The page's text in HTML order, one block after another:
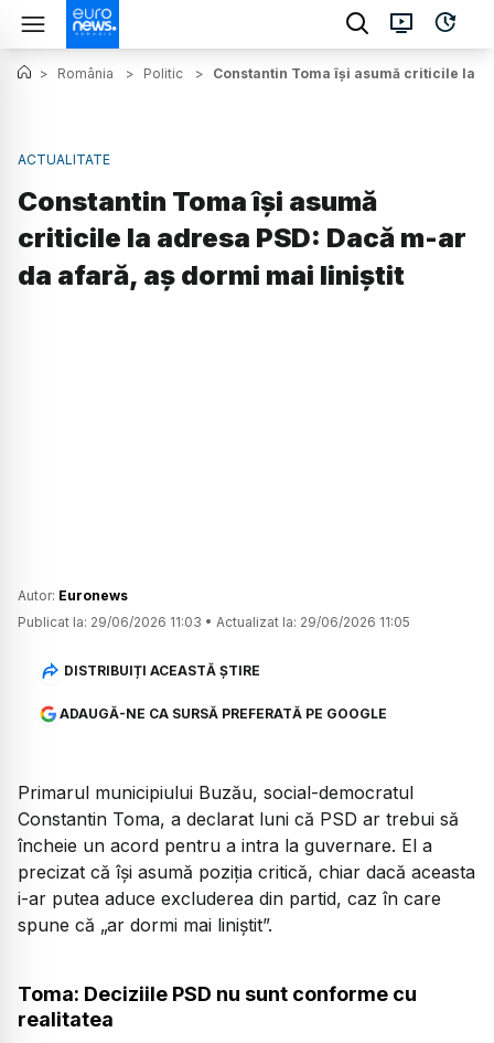
> România > Politic > Constantin Toma își asumă criticile la
ACTUALITATE
Constantin Toma își asumă
criticile la adresa PSD: Dacă m-ar
da afară, aș dormi mai liniștit
Autor: Euronews
Publicat la: 29/06/2026 11:03 • Actualizat la: 29/06/2026 11:05
DISTRIBUIȚI ACEASTĂ ȘTIRE
ADAUGĂ-NE CA SURSĂ PREFERATĂ PE GOOGLE
Primarul municipiului Buzău, social-democratul
Constantin Toma, a declarat luni că PSD ar trebui să
încheie un acord pentru a intra la guvernare. El a
precizat că își asumă poziția critică, chiar dacă aceasta
i-ar putea aduce excluderea din partid, caz în care
spune că „ar dormi mai liniștit”.
Toma: Deciziile PSD nu sunt conforme cu
realitatea